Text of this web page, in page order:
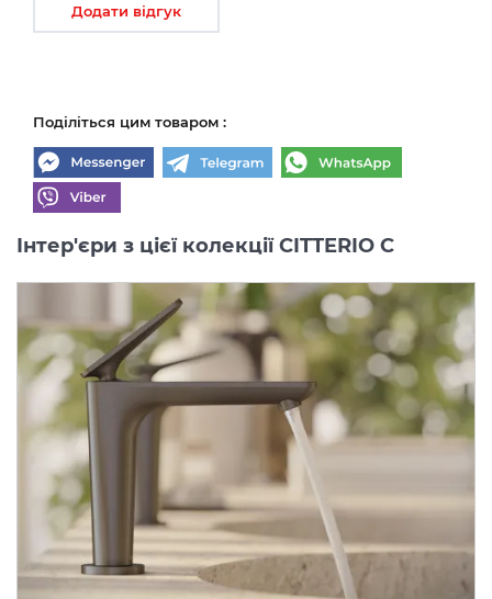
Додати відгук
Поділіться цим товаром :
Інтер'єри з цієї колекції CITTERIO C